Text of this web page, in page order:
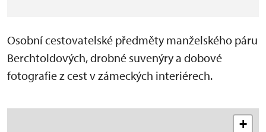
Osobní cestovatelské předměty manželského páru
Berchtoldových, drobné suvenýry a dobové
fotografie z cest v zámeckých interiérech.
+